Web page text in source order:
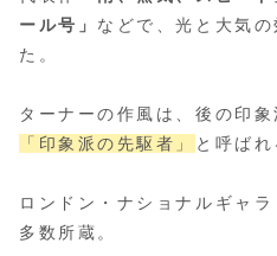
ール号」 などで、光と大気
た。
ターナーの作風は、後の印
「印象派の先駆者」
と呼ばれ
ロンドン・ナショナルギャ
多数所蔵。